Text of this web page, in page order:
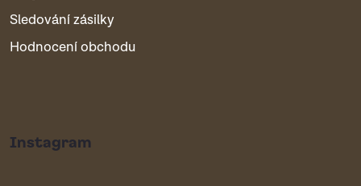
Sledování zásilky
Hodnocení obchodu
Instagram